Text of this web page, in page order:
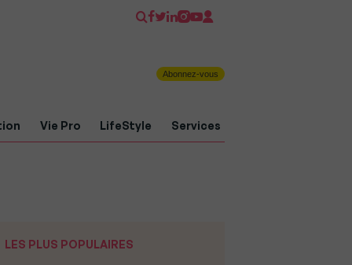
Abonnez-vous
Vie Pro LifeStyle Services
LES PLUS POPULAIRES